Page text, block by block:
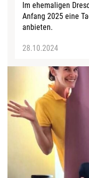
Im ehemaligen
Anfang 2025 eine
anbieten.
28.10.2024